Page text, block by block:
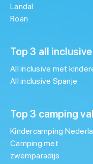
Landal
Roan
Top 3 all
All inclusive met
All inclusive Spanje
Top 3 camping
Kindercamping
Camping met
zwemparadijs